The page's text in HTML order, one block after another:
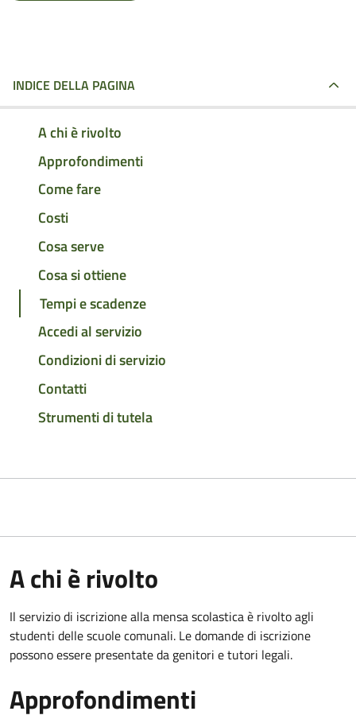
INDICE DELLA PAGINA
A chi è rivolto
Approfondimenti
Come fare
Costi
Cosa serve
Cosa si ottiene
Tempi e scadenze
Accedi al servizio
Condizioni di servizio
Contatti
Strumenti di tutela
A chi è rivolto
Il servizio di iscrizione alla mensa scolastica è rivolto agli
studenti delle scuole comunali. Le domande di iscrizione
possono essere presentate da genitori e tutori legali.
Approfondimenti